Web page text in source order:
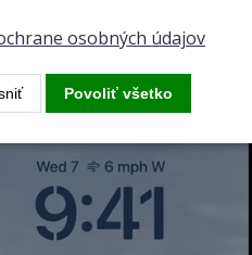
osobných údajov
Povoliť všetko